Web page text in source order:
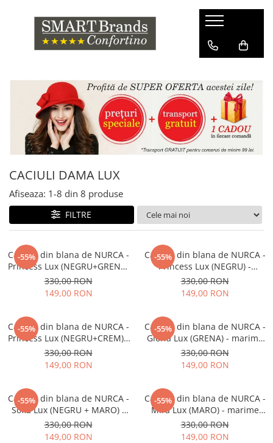
CACIULI DAMA LUX
Afiseaza: 1-8 din 8 produse
FILTRE
-55%
Caciula din blana de NURCA -
Princess Lux (NEGRU+GRENA)
- marime universala
330,00 RON
149,00 RON
-55%
Caciula din blana de NURCA -
Princess Lux (NEGRU) -
marime universala
330,00 RON
149,00 RON
-55%
Caciula din blana de NURCA -
Princess Lux (NEGRU+CREM) -
marime universala
330,00 RON
149,00 RON
-55%
Caciula din blana de NURCA -
Gloria Lux (GRENA) - marime
universala
330,00 RON
149,00 RON
-55%
Caciula din blana de NURCA -
Sofia Lux (NEGRU + MARO) -
marime universala
330,00 RON
149,00 RON
-55%
Caciula din blana de NURCA -
Mira Lux (MARO) - marime
universala
330,00 RON
149,00 RON